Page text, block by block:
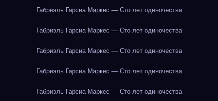
Габриэль Гарсиа Маркес — Сто лет одиночества
Габриэль Гарсиа Маркес — Сто лет одиночества
Габриэль Гарсиа Маркес — Сто лет одиночества
Габриэль Гарсиа Маркес — Сто лет одиночества
Габриэль Гарсиа Маркес — Сто лет одиночества